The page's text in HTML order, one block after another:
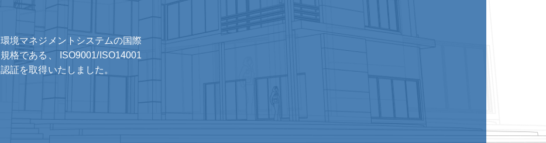
環境マネジメントシステムの国際
規格である、 ISO9001/ISO14001
認証を取得いたしました。